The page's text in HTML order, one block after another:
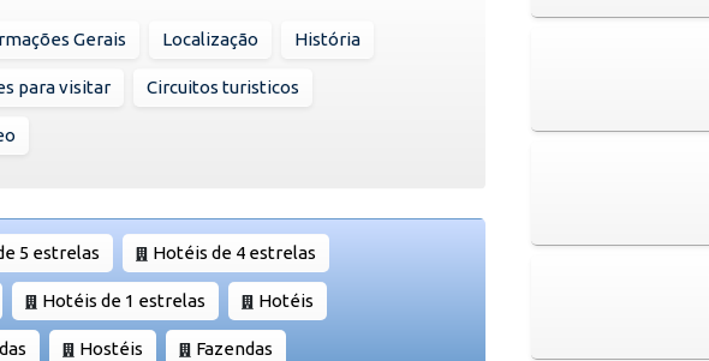
Gerais Localização História
para visitar Circuitos turisticos
5 estrelas Hotéis de 4 estrelas
Hotéis de 1 estrelas Hotéis
Hostéis Fazendas